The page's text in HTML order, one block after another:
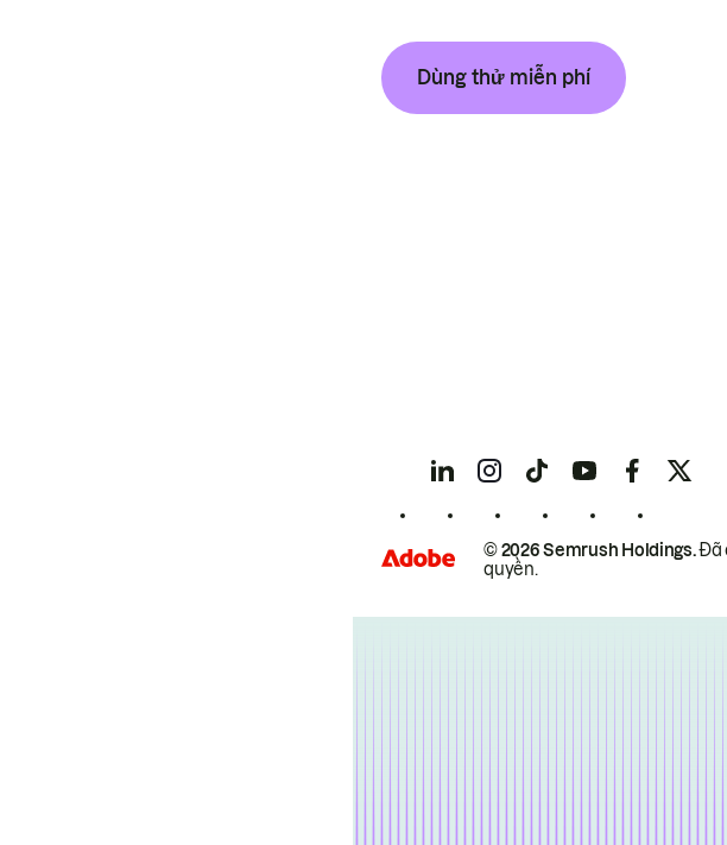
Dùng thử miễn phí
© 2026 Semrush Holdings.Đã
quyền.